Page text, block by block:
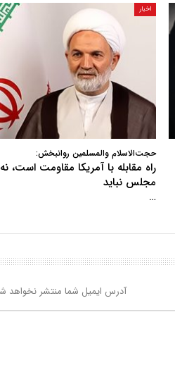
اخبار
حجت‌الاسلام والمسلمین روانبخش:
راه مقابله با آمریکا مقاومت است،
مجلس نباید
…
آدرس ایمیل شما منتشر نخواهد